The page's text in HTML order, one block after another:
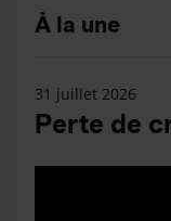
À la une
31 juillet 2026
Perte de